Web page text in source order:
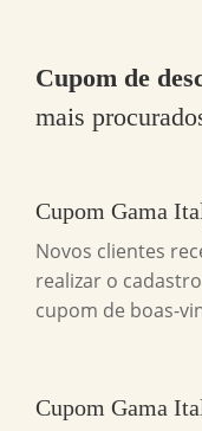
Cupom de
mais
Cupom Gama
Novos clientes
realizar o
cupom de boas-
Cupom Gama